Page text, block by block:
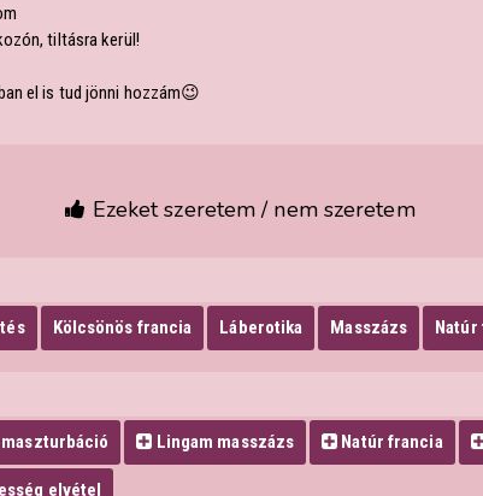
tiltásra kerül!
el is tud jönni hozzám😉
Ezeket szeretem / nem szeretem
Kölcsönös francia Láberotika Masszázs
maszturbáció Lingam masszázs Natúr francia
elvétel